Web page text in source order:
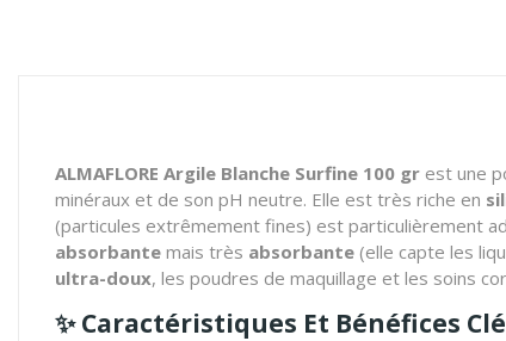
ALMAFLORE Argile Blanche Surfine 100 gr est une
minéraux et de son pH neutre. Elle est très riche en
(particules extrêmement fines) est particulièrement
absorbante mais très absorbante (elle capte les
ultra-doux, les poudres de maquillage et les soins
✨Caractéristiques Et Bénéfices